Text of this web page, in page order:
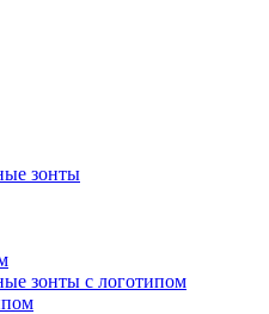
зонты
зонты с логотипом